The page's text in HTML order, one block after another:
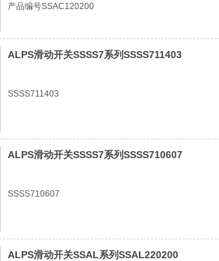
产品编号SSAC120200
ALPS滑动开关SSSS7系列SSSS711403
SSSS711403
ALPS滑动开关SSSS7系列SSSS710607
SSSS710607
ALPS滑动开关SSAL系列SSAL220200